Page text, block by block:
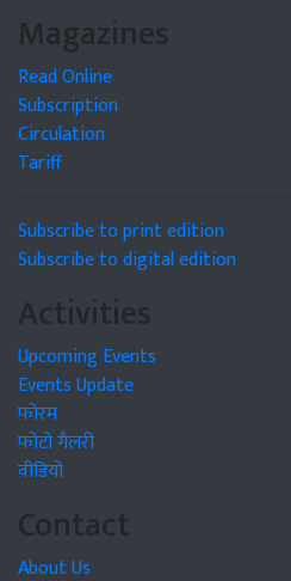
Magazines
Read Online
Subscription
Circulation
Tariff
Subscribe to print edition
Subscribe to digital edition
Activities
Upcoming Events
Events Update
फोरम
फोटो गैलरी
वीडियो
Contact
About Us